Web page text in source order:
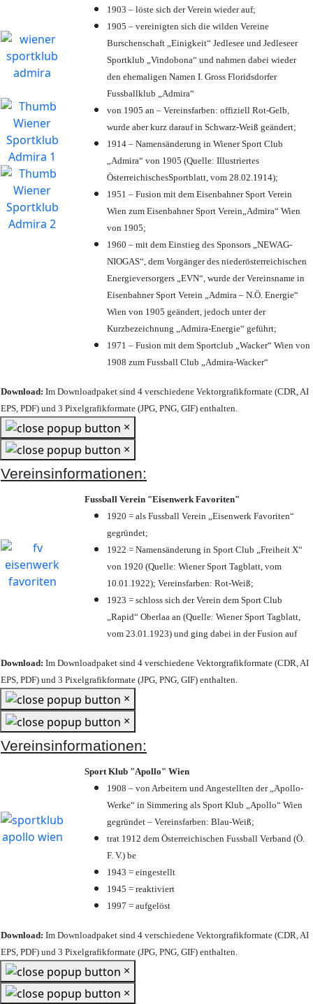
1903 – löste sich der Verein wieder auf;
1905 – vereinigten sich die wilden Vereine
Burschenschaft „Einigkeit“ Jedlesee und Jedleseer
Sportklub „Vindobona“ und nahmen dabei wieder
den ehemaligen Namen I. Gross Floridsdorfer
Fussballklub „Admira“
von 1905 an – Vereinsfarben: offiziell Rot-Gelb,
wurde aber kurz darauf in Schwarz-Weiß geändert;
1914 – Namensänderung in Wiener Sport Club
„Admira“ von 1905 (Quelle: Illustriertes
ÖsterreichischesSportblatt, vom 28.02.1914);
1951 – Fusion mit dem Eisenbahner Sport Verein
Wien zum Eisenbahner Sport Verein„Admira“ Wien
von 1905;
1960 – mit dem Einstieg des Sponsors „NEWAG-
NIOGAS“, dem Vorgänger des niederösterreichischen
Energieversorgers „EVN“, wurde der Vereinsname in
Eisenbahner Sport Verein „Admira – N.Ö. Energie“
Wien von 1905 geändert, jedoch unter der
Kurzbezeichnung „Admira-Energie“ geführt;
1971 – Fusion mit dem Sportclub „Wacker“ Wien von
1908 zum Fussball Club „Admira-Wacker“
Download: Im Downloadpaket sind 4 verschiedene Vektorgrafikformate (CDR, AI
EPS, PDF) und 3 Pixelgrafikformate (JPG, PNG, GIF) enthalten.
×
×
Vereinsinformationen:
Fussball Verein "Eisenwerk Favoriten"
1920 = als Fussball Verein „Eisenwerk Favoriten“
gegründet;
1922 = Namensänderung in Sport Club „Freiheit X“
von 1920 (Quelle: Wiener Sport Tagblatt, vom
10.01.1922); Vereinsfarben: Rot-Weiß;
1923 = schloss sich der Verein dem Sport Club
„Rapid“ Oberlaa an (Quelle: Wiener Sport Tagblatt,
vom 23.01.1923) und ging dabei in der Fusion auf
Download: Im Downloadpaket sind 4 verschiedene Vektorgrafikformate (CDR, AI
EPS, PDF) und 3 Pixelgrafikformate (JPG, PNG, GIF) enthalten.
×
×
Vereinsinformationen:
Sport Klub "Apollo" Wien
1908 – von Arbeitern und Angestellten der „Apollo-
Werke“ in Simmering als Sport Klub „Apollo“ Wien
gegründet – Vereinsfarben: Blau-Weiß;
trat 1912 dem Österreichischen Fussball Verband (Ö.
F. V.) be
1943 = eingestellt
1945 = reaktiviert
1997 = aufgelöst
Download: Im Downloadpaket sind 4 verschiedene Vektorgrafikformate (CDR, AI
EPS, PDF) und 3 Pixelgrafikformate (JPG, PNG, GIF) enthalten.
×
×